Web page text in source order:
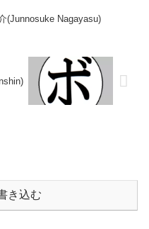
(Junnosuke Nagayasu)
き込む